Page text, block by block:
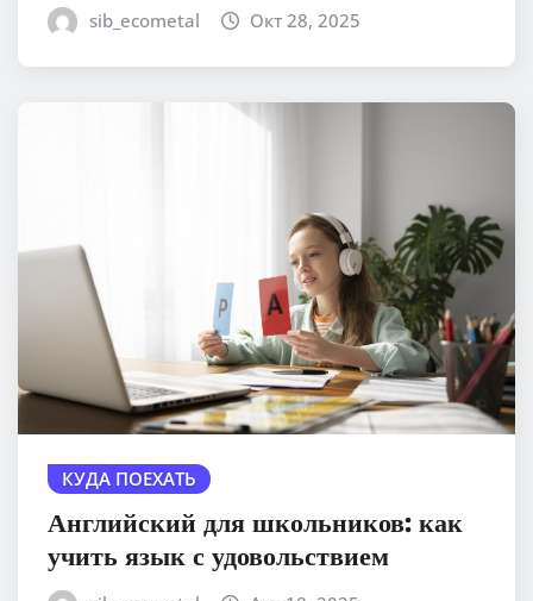
sib_ecometal Окт 28, 2025
КУДА ПОЕХАТЬ
Английский для школьников: как
учить язык с удовольствием